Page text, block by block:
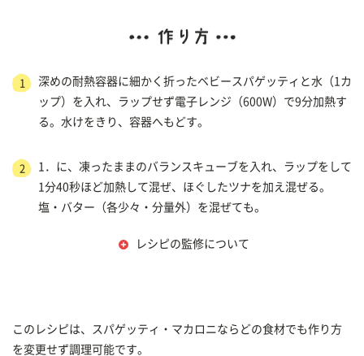
1
深めの耐熱容器に細かく折ったベビースパゲッティと水（1カ
ップ）を入れ、ラップせず電子レンジ（600W）で9分加熱す
る。水けをきり、容器へもどす。
2
1．に、凍ったままのバランスキューブを入れ、ラップをして
1分40秒ほど加熱して混ぜ、ほぐしたツナを加え混ぜる。
塩・バター（各少々・分量外）を混ぜても。
レシピの監修について
このレシピは、スパゲッティ・マカロニならどの食材でも作り方
を変更せず調理可能です。